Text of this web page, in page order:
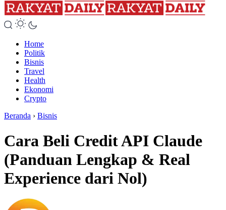
Home
Politik
Bisnis
Travel
Health
Ekonomi
Crypto
Beranda › Bisnis
Cara Beli Credit API Claude
(Panduan Lengkap & Real
Experience dari Nol)